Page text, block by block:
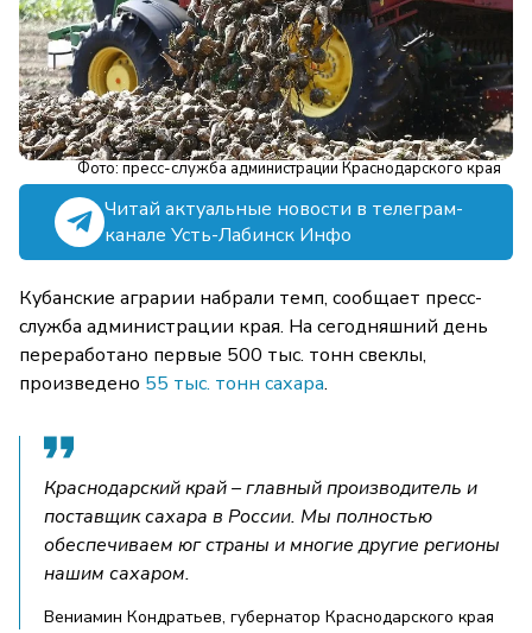
Фото: пресс-служба администрации Краснодарского края
Читай актуальные новости в телеграм-
канале Усть-Лабинск Инфо
Кубанские аграрии набрали темп, сообщает пресс-
служба администрации края. На сегодняшний день
переработано первые 500 тыс. тонн свеклы,
произведено 55 тыс. тонн сахара.
Краснодарский край – главный производитель и
поставщик сахара в России. Мы полностью
обеспечиваем юг страны и многие другие регионы
нашим сахаром.
Вениамин Кондратьев, губернатор Краснодарского края